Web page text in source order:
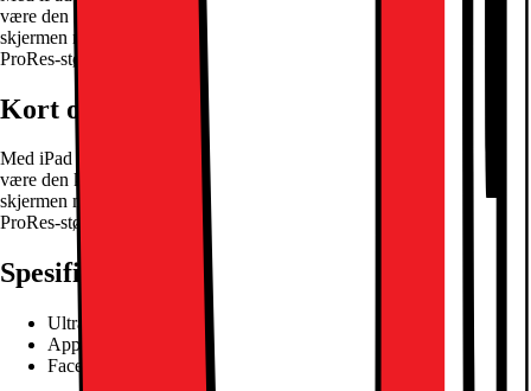
være den kraftige Apple M4-prosessoren, Ultra Retina XDR OLED-
skjermen med ProMotion og et 12 MP kamera på baksiden med
ProRes-støtte.
Les mer om produktet
Kort om produktet
Med iPad Pro 11" kan du enkelt uttrykke ditt kreative talent, takket
være den kraftige Apple M4-prosessoren, Ultra Retina XDR OLED-
skjermen med ProMotion og et 12 MP kamera på baksiden med
ProRes-støtte.
Les mer om produktet
Spesifikasjoner
Ultra Retina XDR OLED-display
Apple M4-brikke nikjernet SoC
Face ID, LiDAR Scanner